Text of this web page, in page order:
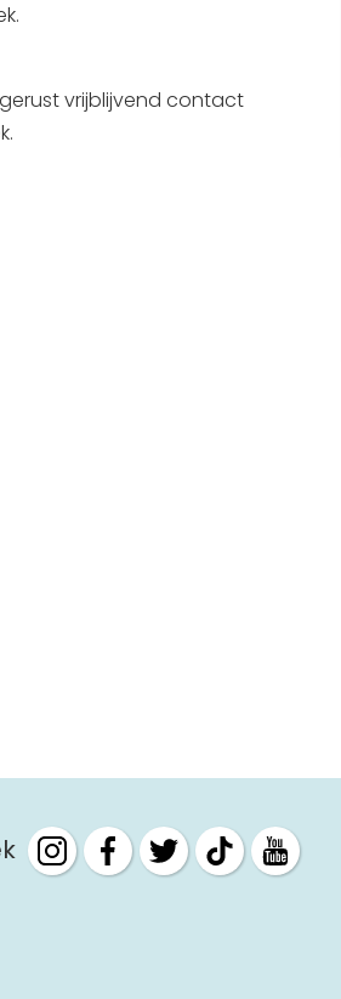
in Sneek
vrijblijvend contact